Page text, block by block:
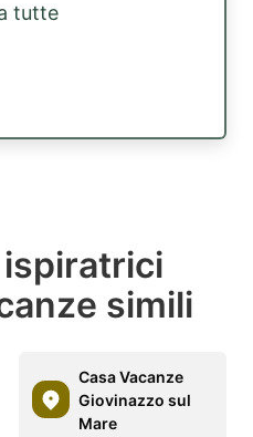
tutte
simili
Casa Vacanze
Giovinazzo sul
Mare